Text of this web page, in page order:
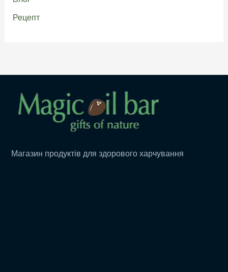
Рецепт
Магазин продуктів для здорового харчування